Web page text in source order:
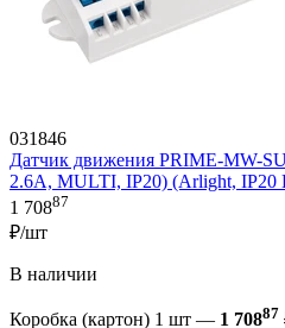
031846
Датчик движения PRIME-MW-
2.6A, MULTI, IP20) (Arlight, IP20
1 70887
₽/шт
В наличии
Коробка (картон) 1 шт — 1 70887